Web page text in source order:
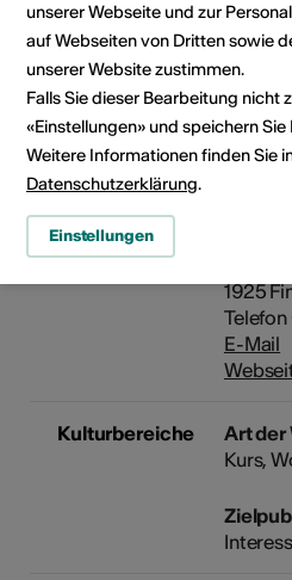
et
Rue de
1925 -
IBAN
8003
Veranstalter
1925
Telefon
E-Mail
Kulturbereiche
Art der
Kurs,
unserer Webseite und zur
auf Webseiten von Dritten sowie
unserer Website zustimmen.
Falls Sie dieser Bearbeitung nicht
«Einstellungen» und speichern
Weitere Informationen finden Sie
Datenschutzerklärung.
Einstellungen